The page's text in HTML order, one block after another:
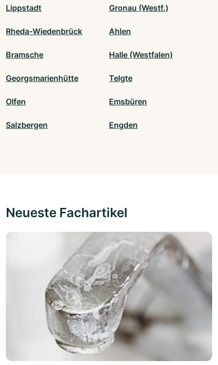
Lippstadt Gronau (Westf.)
Rheda-Wiedenbrück Ahlen
Bramsche Halle (Westfalen)
Georgsmarienhütte Telgte
Olfen Emsbüren
Salzbergen Engden
Neueste Fachartikel